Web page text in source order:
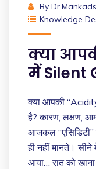
By
Knowledge
क्या
में Silent
क्या आपकी
है? कारण, लक्षण,
आजकल “एसिडिटी”
ही नहीं मानते।
आया… रात को